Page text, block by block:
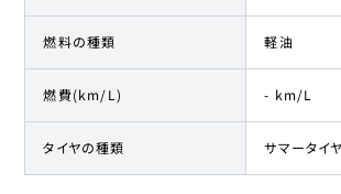
燃料の種類 軽油
燃費(km/L) - km/L
タイヤの種類 サマータイヤ